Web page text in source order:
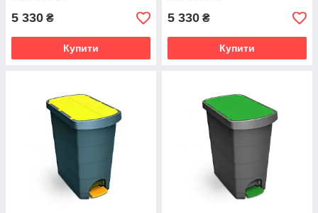
5 330 ₴
Купити
5 330 ₴
Купити